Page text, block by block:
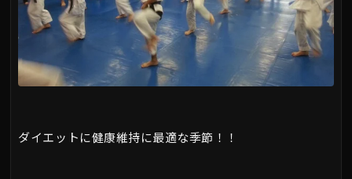
ダイエットに健康維持に最適な季節！！